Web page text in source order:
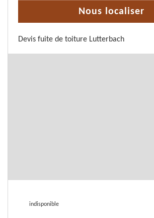
Nous localiser
Devis fuite de toiture Lutterbach
indisponible